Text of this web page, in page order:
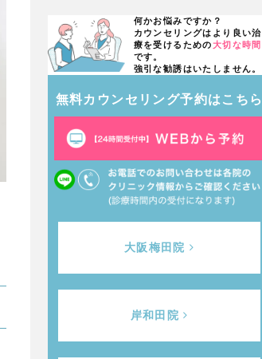
何かお悩みですか？
カウンセリングはより良い治
療を受けるための大切な時間
です。
強引な勧誘はいたしません。
無料カウンセリング予約はこちら
大阪梅田院
岸和田院